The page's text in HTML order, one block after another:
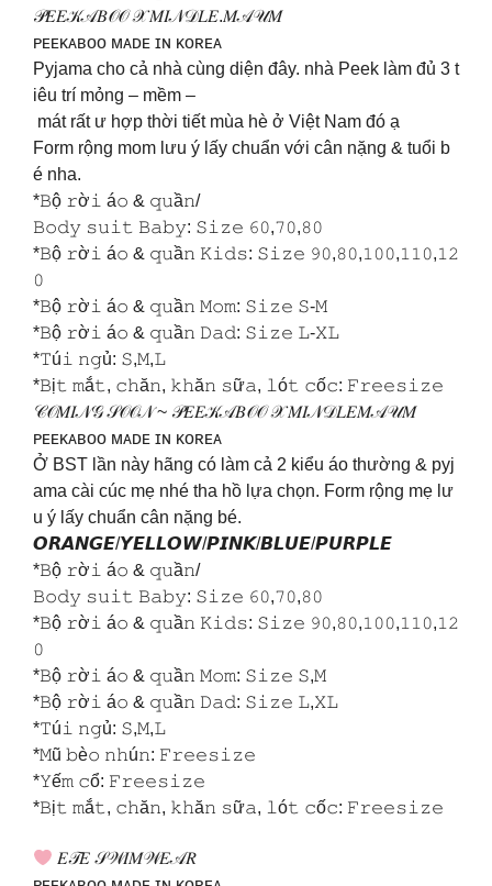
𝒫𝐸𝐸𝒦𝒜𝐵𝒪𝒪 𝒳 𝑀𝐼𝒩𝒟𝐿𝐸.𝑀𝒜𝒰𝑀
ᴘᴇᴇᴋᴀʙᴏᴏ ᴍᴀᴅᴇ ɪɴ ᴋᴏʀᴇᴀ
Pyjama cho cả nhà cùng diện đây. nhà Peek làm đủ 3 t
iêu trí mỏng – mềm –
mát rất ư hợp thời tiết mùa hè ở Việt Nam đó ạ
Form rộng mom lưu ý lấy chuẩn với cân nặng & tuổi b
é nha.
*𝙱ộ 𝚛ờ𝚒 á𝚘 & 𝚚𝚞ầ𝚗/
𝙱𝚘𝚍𝚢 𝚜𝚞𝚒𝚝 𝙱𝚊𝚋𝚢: 𝚂𝚒𝚣𝚎 𝟼𝟶,𝟽𝟶,𝟾𝟶
*𝙱ộ 𝚛ờ𝚒 á𝚘 & 𝚚𝚞ầ𝚗 𝙺𝚒𝚍𝚜: 𝚂𝚒𝚣𝚎 𝟿𝟶,𝟾𝟶,𝟷𝟶𝟶,𝟷𝟷𝟶,𝟷𝟸
𝟶
*𝙱ộ 𝚛ờ𝚒 á𝚘 & 𝚚𝚞ầ𝚗 𝙼𝚘𝚖: 𝚂𝚒𝚣𝚎 𝚂-𝙼
*𝙱ộ 𝚛ờ𝚒 á𝚘 & 𝚚𝚞ầ𝚗 𝙳𝚊𝚍: 𝚂𝚒𝚣𝚎 𝙻-𝚇𝙻
*𝚃ú𝚒 𝚗𝚐ủ: 𝚂,𝙼,𝙻
*𝙱ị𝚝 𝚖ắ𝚝, 𝚌𝚑ă𝚗, 𝚔𝚑ă𝚗 𝚜ữ𝚊, 𝚕ó𝚝 𝚌ố𝚌: 𝙵𝚛𝚎𝚎𝚜𝚒𝚣𝚎
𝒞𝒪𝑀𝐼𝒩𝒢 𝒮𝒪𝒪𝒩 ~ 𝒫𝐸𝐸𝒦𝒜𝐵𝒪𝒪 𝒳 𝑀𝐼𝒩𝒟𝐿𝐸𝑀𝒜𝒰𝑀
ᴘᴇᴇᴋᴀʙᴏᴏ ᴍᴀᴅᴇ ɪɴ ᴋᴏʀᴇᴀ
Ở BST lần này hãng có làm cả 2 kiểu áo thường & pyj
ama cài cúc mẹ nhé tha hồ lựa chọn. Form rộng mẹ lư
u ý lấy chuẩn cân nặng bé.
𝙊𝙍𝘼𝙉𝙂𝙀/𝙔𝙀𝙇𝙇𝙊𝙒/𝙋𝙄𝙉𝙆/𝘽𝙇𝙐𝙀/𝙋𝙐𝙍𝙋𝙇𝙀
*𝙱ộ 𝚛ờ𝚒 á𝚘 & 𝚚𝚞ầ𝚗/
𝙱𝚘𝚍𝚢 𝚜𝚞𝚒𝚝 𝙱𝚊𝚋𝚢: 𝚂𝚒𝚣𝚎 𝟼𝟶,𝟽𝟶,𝟾𝟶
*𝙱ộ 𝚛ờ𝚒 á𝚘 & 𝚚𝚞ầ𝚗 𝙺𝚒𝚍𝚜: 𝚂𝚒𝚣𝚎 𝟿𝟶,𝟾𝟶,𝟷𝟶𝟶,𝟷𝟷𝟶,𝟷𝟸
𝟶
*𝙱ộ 𝚛ờ𝚒 á𝚘 & 𝚚𝚞ầ𝚗 𝙼𝚘𝚖: 𝚂𝚒𝚣𝚎 𝚂,𝙼
*𝙱ộ 𝚛ờ𝚒 á𝚘 & 𝚚𝚞ầ𝚗 𝙳𝚊𝚍: 𝚂𝚒𝚣𝚎 𝙻,𝚇𝙻
*𝚃ú𝚒 𝚗𝚐ủ: 𝚂,𝙼,𝙻
*𝙼ũ 𝚋è𝚘 𝚗𝚑ú𝚗: 𝙵𝚛𝚎𝚎𝚜𝚒𝚣𝚎
*𝚈ế𝚖 𝚌ổ: 𝙵𝚛𝚎𝚎𝚜𝚒𝚣𝚎
*𝙱ị𝚝 𝚖ắ𝚝, 𝚌𝚑ă𝚗, 𝚔𝚑ă𝚗 𝚜ữ𝚊, 𝚕ó𝚝 𝚌ố𝚌: 𝙵𝚛𝚎𝚎𝚜𝚒𝚣𝚎
𝐸𝒯𝐸 𝒮𝒲𝐼𝑀𝒲𝐸𝒜𝑅